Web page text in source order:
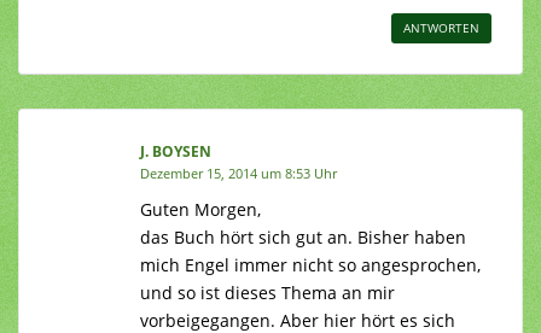
ANTWORTEN
J. BOYSEN
Dezember 15, 2014 um 8:53 Uhr
Guten Morgen,
das Buch hört sich gut an. Bisher haben
mich Engel immer nicht so angesprochen,
und so ist dieses Thema an mir
vorbeigegangen. Aber hier hört es sich